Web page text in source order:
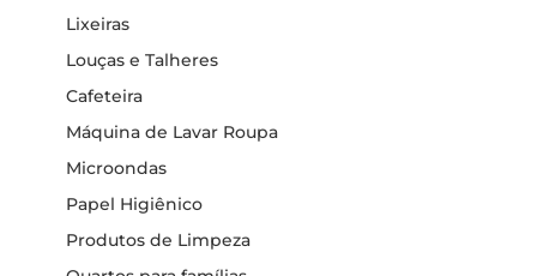
Lixeiras
Louças e Talheres
Cafeteira
Máquina de Lavar Roupa
Microondas
Papel Higiênico
Produtos de Limpeza